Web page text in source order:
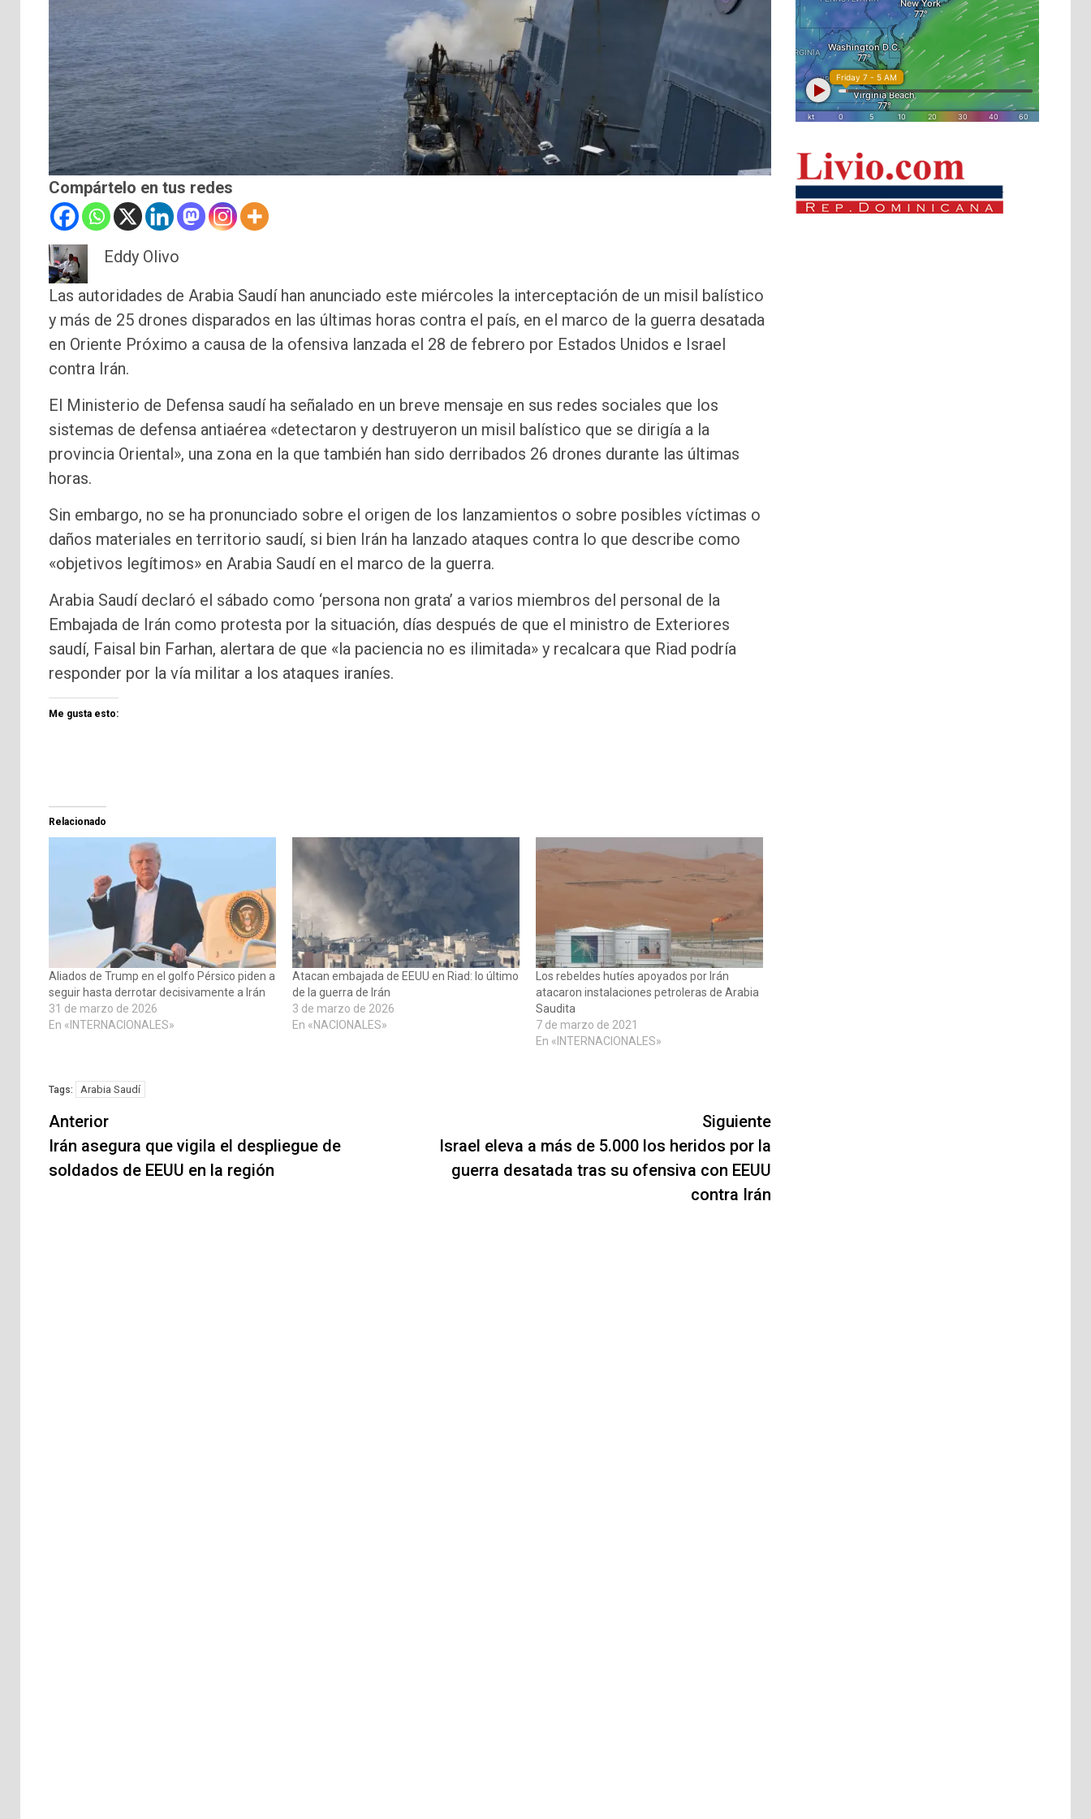
Compártelo en tus redes
Eddy Olivo
Las autoridades de Arabia Saudí han anunciado este miércoles la interceptación de un misil balístico
y más de 25 drones disparados en las últimas horas contra el país, en el marco de la guerra desatada
en Oriente Próximo a causa de la ofensiva lanzada el 28 de febrero por Estados Unidos e Israel
contra Irán.
El Ministerio de Defensa saudí ha señalado en un breve mensaje en sus redes sociales que los
sistemas de defensa antiaérea «detectaron y destruyeron un misil balístico que se dirigía a la
provincia Oriental», una zona en la que también han sido derribados 26 drones durante las últimas
horas.
Sin embargo, no se ha pronunciado sobre el origen de los lanzamientos o sobre posibles víctimas o
daños materiales en territorio saudí, si bien Irán ha lanzado ataques contra lo que describe como
«objetivos legítimos» en Arabia Saudí en el marco de la guerra.
Arabia Saudí declaró el sábado como ‘persona non grata’ a varios miembros del personal de la
Embajada de Irán como protesta por la situación, días después de que el ministro de Exteriores
saudí, Faisal bin Farhan, alertara de que «la paciencia no es ilimitada» y recalcara que Riad podría
responder por la vía militar a los ataques iraníes.
Me gusta esto:
Relacionado
Aliados de Trump en el golfo Pérsico piden a
seguir hasta derrotar decisivamente a Irán
31 de marzo de 2026
En «INTERNACIONALES»
Atacan embajada de EEUU en Riad: lo último
de la guerra de Irán
3 de marzo de 2026
En «NACIONALES»
Los rebeldes hutíes apoyados por Irán
atacaron instalaciones petroleras de Arabia
Saudita
7 de marzo de 2021
En «INTERNACIONALES»
Tags: Arabia Saudí
Navegación
de
entradas
Anterior
Irán asegura que vigila el despliegue de
soldados de EEUU en la región
Siguiente
Israel eleva a más de 5.000 los heridos por la
guerra desatada tras su ofensiva con EEUU
contra Irán